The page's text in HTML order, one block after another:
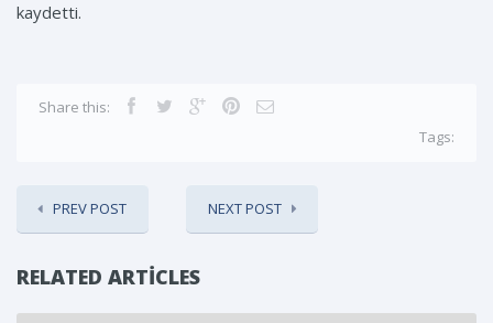
kaydetti.
Share this:
Tags:
PREV POST NEXT POST
RELATED ARTICLES